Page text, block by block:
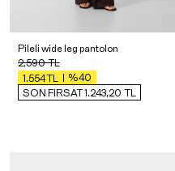
Pileli wide leg pantolon
2.590TL
1.554TL
%40
SON FIRSAT 1.243,20 TL